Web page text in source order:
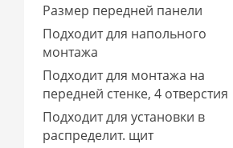
Размер передней панели
Подходит для напольного
монтажа
Подходит для монтажа на
передней стенке, 4 отверстия
Подходит для установки в
распределит. щит